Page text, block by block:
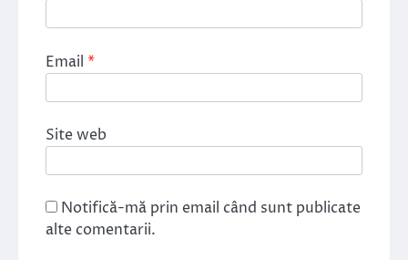
Email *
Site web
Notifică-mă prin email când sunt publicate
alte comentarii.